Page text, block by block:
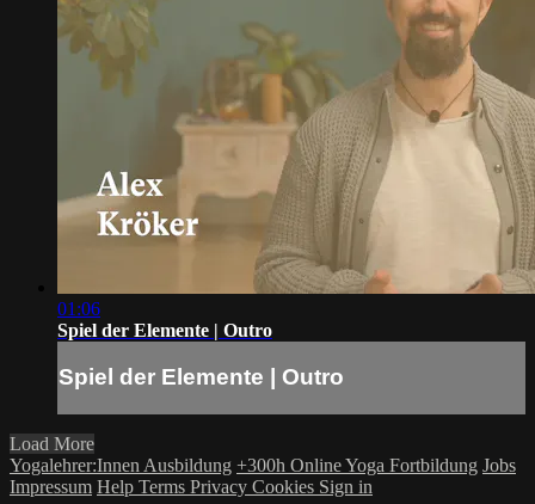
01:06
Spiel der Elemente | Outro
Spiel der Elemente | Outro
Load More
Yogalehrer:Innen Ausbildung +300h Online Yoga Fortbildung Jobs
Impressum Help Terms Privacy Cookies Sign in